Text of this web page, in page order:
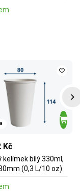
Kč
kelímek bílý 330ml,
(0,3 L/10 oz)